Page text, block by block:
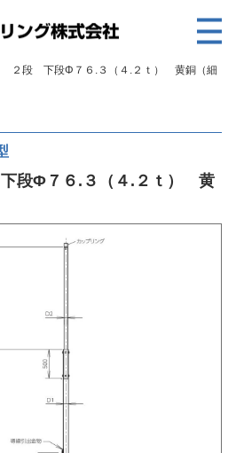
人データの共同利用について
２段 下段Φ７６.３（４.２ｔ） 黄銅（細
段Φ７６.３（４.２ｔ） 黄